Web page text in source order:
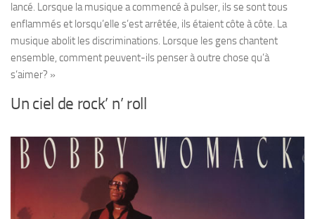
lancé. Lorsque la musique a commencé à pulser, ils se sont tous
enflammés et lorsqu’elle s’est arrêtée, ils étaient côte à côte. La
musique abolit les discriminations. Lorsque les gens chantent
ensemble, comment peuvent-ils penser à outre chose qu’à
s’aimer? »
Un ciel de rock’ n’ roll